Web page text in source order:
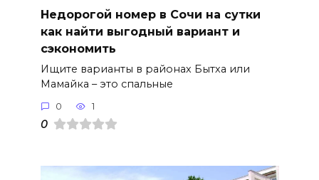
Недорогой номер в Сочи на сутки
как найти выгодный вариант и
сэкономить
Ищите варианты в районах Бытха или
Мамайка – это спальные
0 1
0